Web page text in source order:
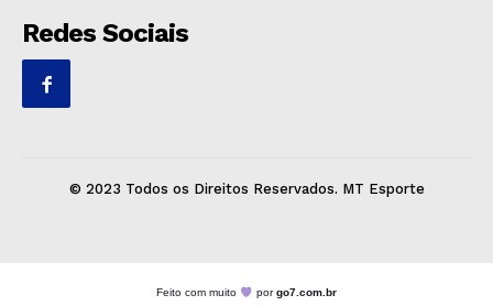
Redes Sociais
© 2023 Todos os Direitos Reservados. MT Esporte
Feito com muito porgo7.com.br